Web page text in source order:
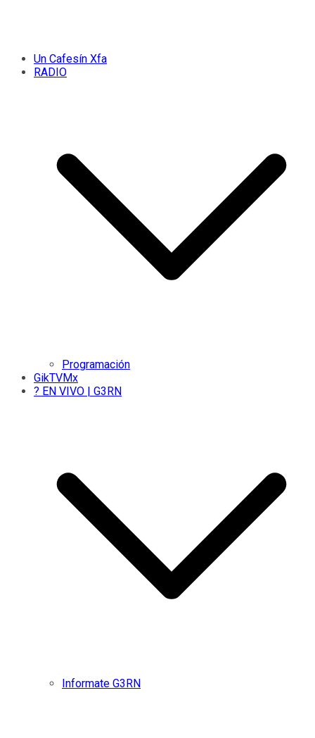
Un Cafesín Xfa
RADIO
Programación
GikTVMx
? EN VIVO | G3RN
Informate G3RN